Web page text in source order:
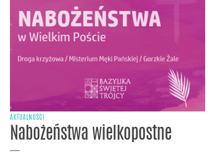
AKTUALNOŚCI
Nabożeństwa wielkopostne